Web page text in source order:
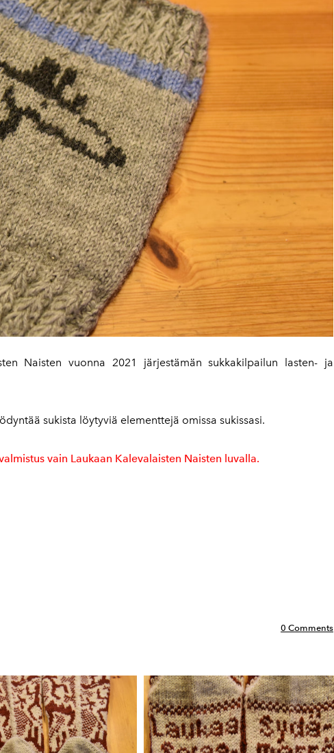
Naisten vuonna 2021 järjestämän sukkakilpailun lasten- ja
sukista löytyviä elementtejä omissa sukissasi.
vain Laukaan Kalevalaisten Naisten luvalla.
0 Comments